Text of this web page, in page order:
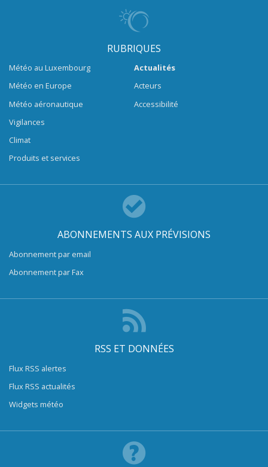
RUBRIQUES
Météo au Luxembourg
Météo en Europe
Météo aéronautique
Vigilances
Climat
Produits et services
Actualités
Acteurs
Accessibilité
ABONNEMENTS AUX PRÉVISIONS
Abonnement par email
Abonnement par Fax
RSS ET DONNÉES
Flux RSS alertes
Flux RSS actualités
Widgets météo